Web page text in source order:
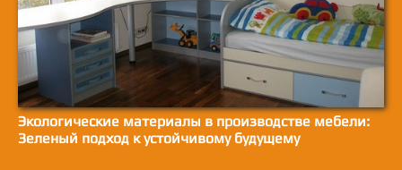
Экологические материалы в производстве мебели:
Зеленый подход к устойчивому будущему